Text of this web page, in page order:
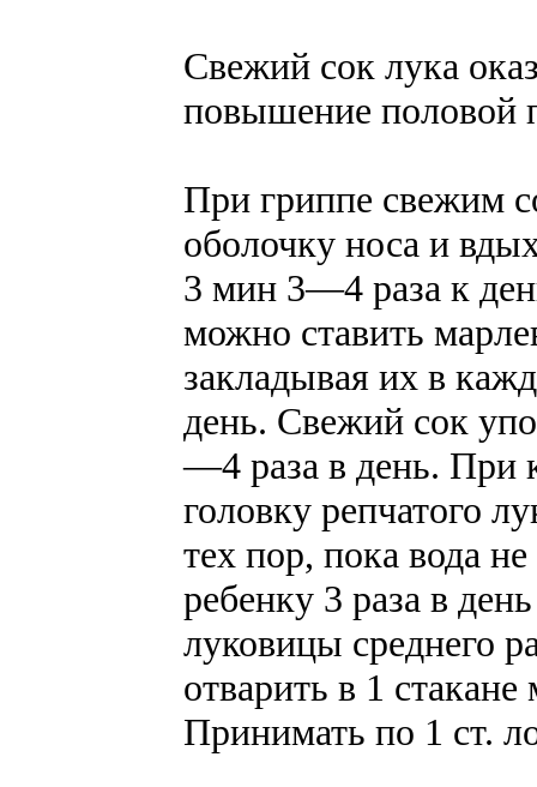
Свежий сок лука
повышение половой
При гриппе свежим
оболочку носа и
3 мин 3—4 раза к
можно ставить
закладывая их в
день. Свежий сок
—4 раза в день. При
головку репчатого
тех пор, пока вода
ребенку 3 раза в
луковицы среднего
отварить в 1
Принимать по 1 ст.